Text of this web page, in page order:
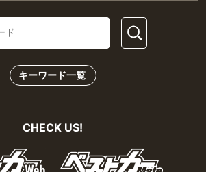
キーワード一覧
CHECK US!